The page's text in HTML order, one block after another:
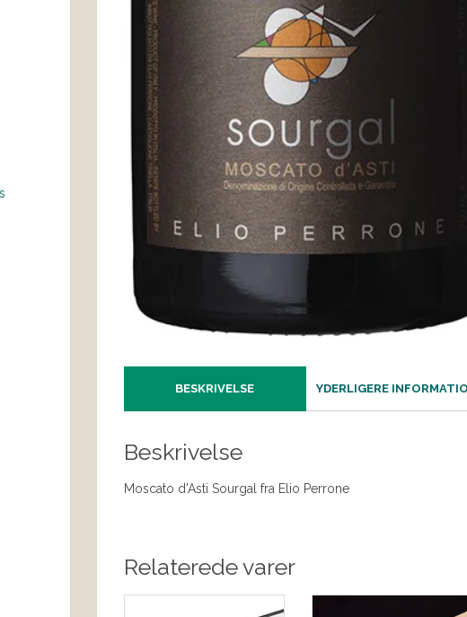
BESKRIVELSE YDERLIGERE
Beskrivelse
Moscato d'Asti Sourgal fra Elio Perrone
Relaterede varer